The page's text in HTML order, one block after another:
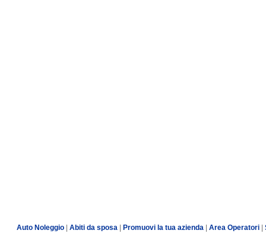
Auto Noleggio Abiti da sposa Promuovi la tua azienda Area Operatori